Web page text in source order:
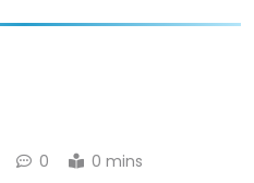
0 0 mins